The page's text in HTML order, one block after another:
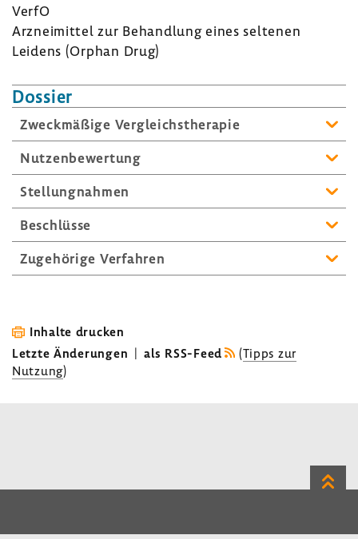
VerfO
Arzneimittel zur Behandlung eines seltenen
Leidens (Orphan Drug)
Dossier
Zweckmäßige Vergleichstherapie
Nutzenbewertung
Stellungnahmen
Beschlüsse
Zugehörige Verfahren
Inhalte drucken
Letzte Änderungen | als RSS-Feed (Tipps zur
Nutzung)
Zum